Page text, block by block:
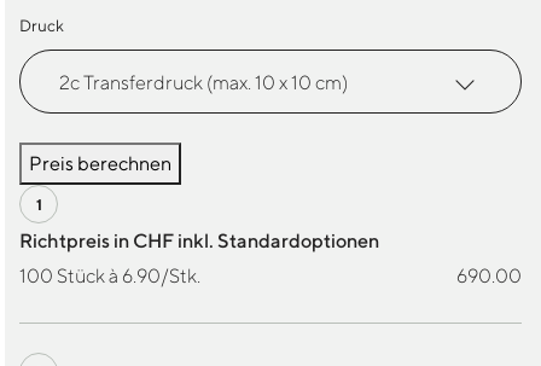
Morf
Menge
Druck
Preis berechnen
Richtpreis in CHF inkl. Standardoptionen
100 Stück à 6.90/Stk.
690.00